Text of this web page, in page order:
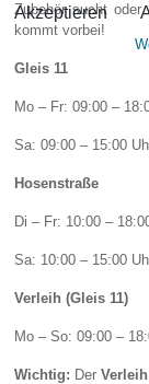
Zubehör sucht
kommt vorbei!
Gleis 11
Mo – Fr: 09:00 –
Sa: 09:00 – 15:00
Hosenstraße
Di – Fr: 10:00 –
Sa: 10:00 – 15:00
Verleih (Gleis 11)
Mo – So: 09:00 –
Wichtig: DerVerleih
Akzeptieren